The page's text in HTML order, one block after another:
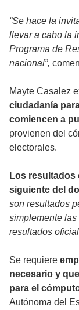
“Se hace la
llevar a cabo la
Programa de
nacional”,
Mayte Casalez
ciudadanía
comiencen a
provienen del
electorales.
Los resultados
siguiente del
son resultados
simplemente
resultados
Se requiere
necesario y
para el
Autónoma del